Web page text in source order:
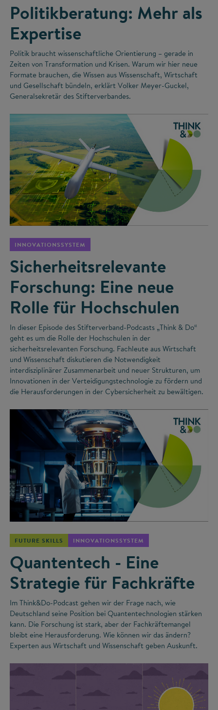
Politikberatung: Mehr als
Expertise
Politik braucht wissenschaftliche Orientierung – gerade in
Zeiten von Transformation und Krisen. Warum wir hier neue
Formate brauchen, die Wissen aus Wissenschaft, Wirtschaft
und Gesellschaft bündeln, erklärt Volker Meyer-Guckel,
Generalsekretär des Stifterverbandes.
INNOVATIONSSYSTEM
Sicherheitsrelevante
Forschung: Eine neue
Rolle für Hochschulen
In dieser Episode des Stifterverband-Podcasts „Think & Do“
geht es um die Rolle der Hochschulen in der
sicherheitsrelevanten Forschung. Fachleute aus Wirtschaft
und Wissenschaft diskutieren die Notwendigkeit
interdisziplinärer Zusammenarbeit und neuer Strukturen, um
Innovationen in der Verteidigungstechnologie zu fördern und
die Herausforderungen in der Cybersicherheit zu bewältigen.
FUTURE SKILLS INNOVATIONSSYSTEM
Quantentech - Eine
Strategie für Fachkräfte
Im Think&Do-Podcast gehen wir der Frage nach, wie
Deutschland seine Position bei Quantentechnologien stärken
kann. Die Forschung ist stark, aber der Fachkräftemangel
bleibt eine Herausforderung. Wie können wir das ändern?
Experten aus Wirtschaft und Wissenschaft geben Auskunft.